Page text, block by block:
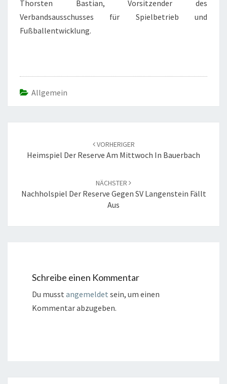
Thorsten Bastian, Vorsitzender des
Verbandsausschusses für Spielbetrieb und
Fußballentwicklung.
Allgemein
VORHERIGER
Heimspiel Der Reserve Am Mittwoch In Bauerbach
NÄCHSTER
Nachholspiel Der Reserve Gegen SV Langenstein Fällt
Aus
Schreibe einen Kommentar
Du musst angemeldet sein, um einen
Kommentar abzugeben.